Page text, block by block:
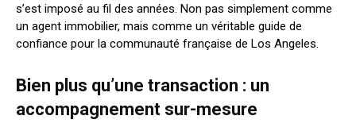
s’est imposé au fil des années. Non pas simplement comme
un agent immobilier, mais comme un véritable guide de
confiance pour la communauté française de Los Angeles.
Bien plus qu’une transaction : un
accompagnement sur-mesure